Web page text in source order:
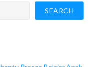
SEARCH